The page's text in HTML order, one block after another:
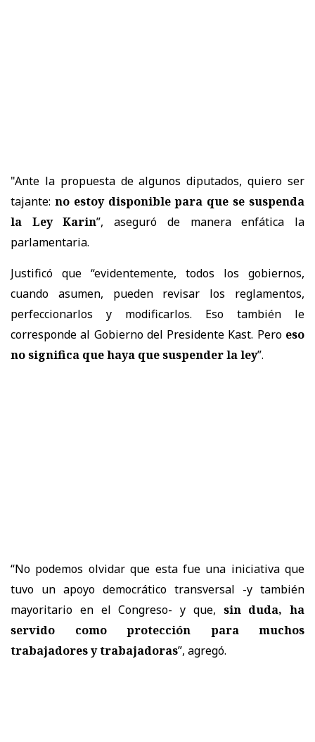
"Ante la propuesta de algunos diputados, quiero ser
tajante: no estoy disponible para que se suspenda
la Ley Karin”, aseguró de manera enfática la
parlamentaria.
Justificó que “evidentemente, todos los gobiernos,
cuando asumen, pueden revisar los reglamentos,
perfeccionarlos y modificarlos. Eso también le
corresponde al Gobierno del Presidente Kast. Peroeso
no significa que haya que suspender la ley”.
“No podemos olvidar que esta fue una iniciativa que
tuvo un apoyo democrático transversal -y también
mayoritario en el Congreso- y que, sin duda, ha
servido como protección para muchos
trabajadores y trabajadoras”, agregó.